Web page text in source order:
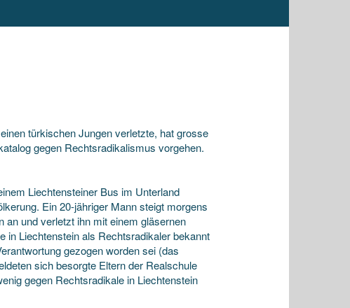
türkischen Jungen verletzte, hat grosse
gegen Rechtsradikalismus vorgehen.
Liechtensteiner Bus im Unterland
Ein 20-jähriger Mann steigt morgens
an und verletzt ihn mit einem gläsernen
in Liechtenstein als Rechtsradikaler bekannt
gezogen worden sei (das
sich besorgte Eltern der Realschule
gegen Rechtsradikale in Liechtenstein